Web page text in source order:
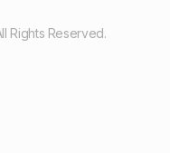
Rights Reserved.